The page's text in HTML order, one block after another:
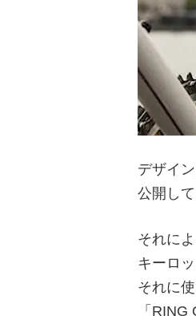
デザイ
公開して
それに
キーロ
それに
「